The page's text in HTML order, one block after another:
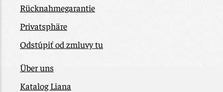
Rücknahmegarantie
Privatsphäre
Odstúpiť od zmluvy tu
Über uns
Katalog Liana